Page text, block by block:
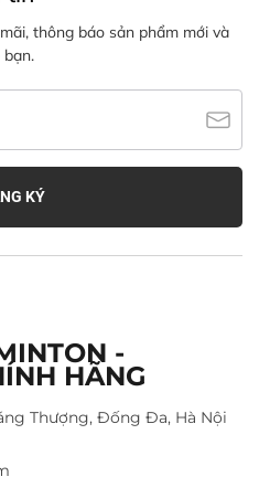
thông báo sản phẩm mới và
-
HÃNG
Thượng, Đống Đa, Hà Nội